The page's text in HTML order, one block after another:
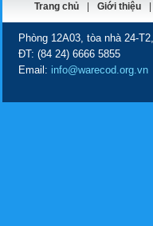
Trang chủ Giới thiệu
Phòng 12A03, tòa nhà 24-
ĐT: (84 24) 6666 5855
Email: info@warecod.org.vn